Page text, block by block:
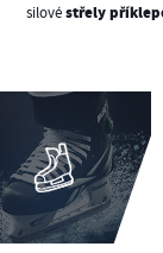
silovéstřely